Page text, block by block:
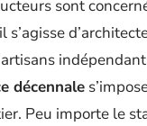
sont
s’agisse
décennale
Peu importe le